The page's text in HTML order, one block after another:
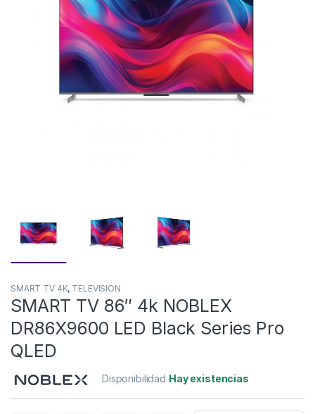
SMART TV 4K, TELEVISION
SMART TV 86″ 4k NOBLEX
DR86X9600 LED Black Series Pro
QLED
Disponibilidad Hay existencias